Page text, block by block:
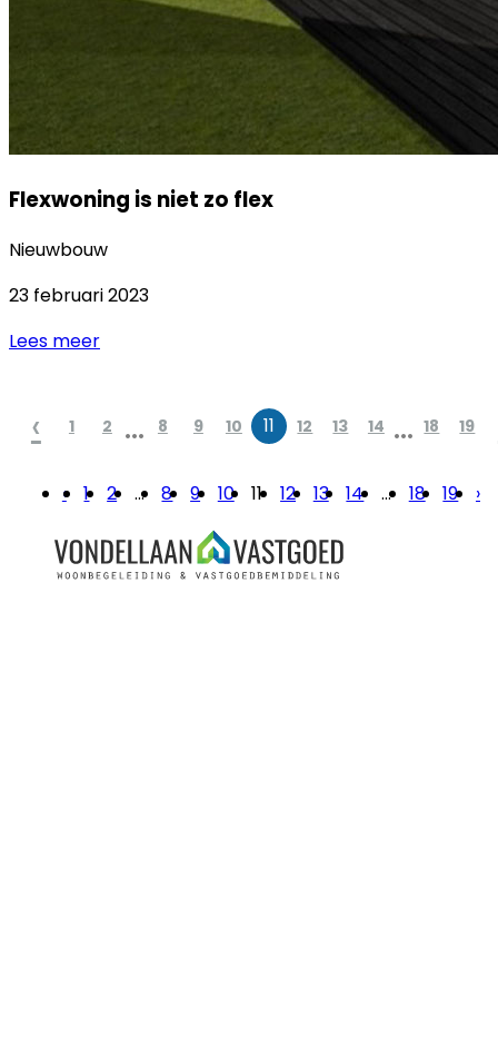
Flexwoning is niet zo flex
Nieuwbouw
23 februari 2023
Lees meer
‹ 1 2 ... 8 9 10 11 12 13 14 ... 18 19
‹ 1 2 ... 8 9 10 11 12 13 14 ... 18 19 ›